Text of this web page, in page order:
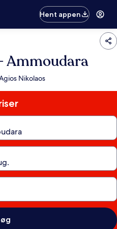
Hent appen
Ammoudara
Nikolaos